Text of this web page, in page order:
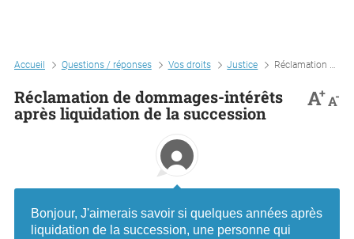
Accueil Questions / réponses Vos droits Justice Réclamation de dommages-intérêts après liquidation de la succession
Réclamation de dommages-intérêts
après liquidation de la succession
A+A-
Bonjour, J'aimerais savoir si quelques années après
liquidation de la succession, une personne qui